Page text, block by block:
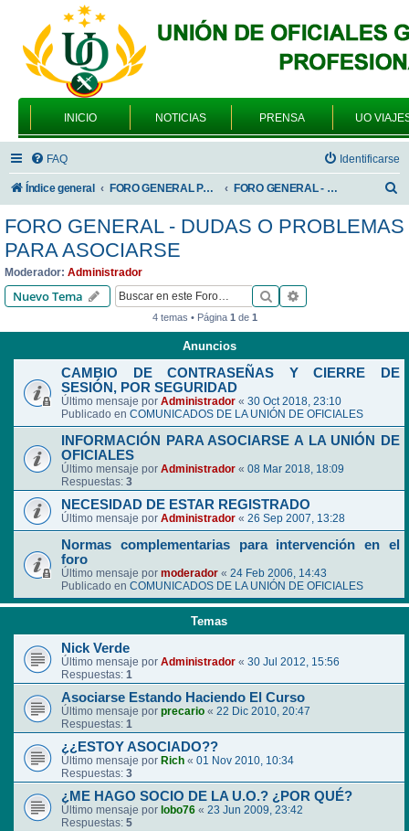
INICIO NOTICIAS PRENSA UO
FAQ Identificarse
Índice general FORO GENERAL PARA TODOS LOS USUARIOS FORO GENERAL - DUDAS O PROBLEMAS PARA ASOCIARSE
s
FORO GENERAL - DUDAS O PROBLEMAS
PARA ASOCIARSE
Moderador: Administrador
Nuevo Tema Buscar
4 temas • Página 1de 1
Anuncios
CAMBIO DE CONTRASEÑAS Y CIERRE DE
SESIÓN, POR SEGURIDAD
Último mensaje por Administrador « 30 Oct 2018, 23:10
Publicado en COMUNICADOS DE LA UNIÓN DE OFICIALES
INFORMACIÓN PARA ASOCIARSE A LA UNIÓN DE
OFICIALES
Último mensaje por Administrador « 08 Mar 2018, 18:09
Respuestas: 3
NECESIDAD DE ESTAR REGISTRADO
Último mensaje por Administrador « 26 Sep 2007, 13:28
Normas complementarias para intervención en el
foro
Último mensaje por moderador « 24 Feb 2006, 14:43
Publicado en COMUNICADOS DE LA UNIÓN DE OFICIALES
Temas
Nick Verde
Último mensaje por Administrador « 30 Jul 2012, 15:56
Respuestas: 1
Asociarse Estando Haciendo El Curso
Último mensaje por precario « 22 Dic 2010, 20:47
Respuestas: 1
¿¿ESTOY ASOCIADO??
Último mensaje por Rich « 01 Nov 2010, 10:34
Respuestas: 3
¿ME HAGO SOCIO DE LA U.O.? ¿POR QUÉ?
Último mensaje por lobo76 « 23 Jun 2009, 23:42
Respuestas: 5